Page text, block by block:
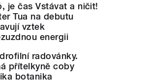
je čas Vstávat a ničit!
Tua na debutu
vztek
energii
radovánky.
přítelkyně coby
botanika